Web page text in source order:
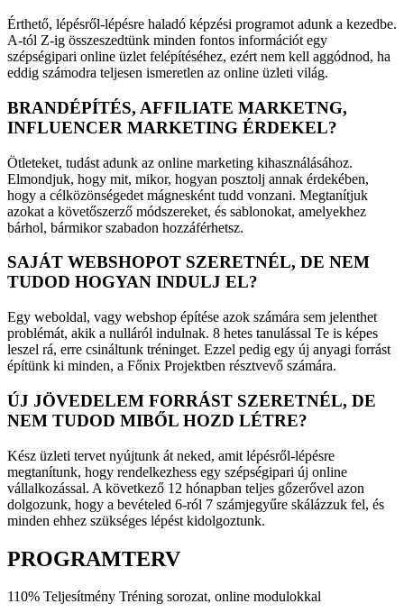
Érthető, lépésről-lépésre haladó képzési programot adunk a kezedbe.
A-tól Z-ig összeszedtünk minden fontos információt egy
szépségipari online üzlet felépítéséhez, ezért nem kell aggódnod, ha
eddig számodra teljesen ismeretlen az online üzleti világ.
BRANDÉPÍTÉS, AFFILIATE MARKETNG,
INFLUENCER MARKETING ÉRDEKEL?
Ötleteket, tudást adunk az online marketing kihasználásához.
Elmondjuk, hogy mit, mikor, hogyan posztolj annak érdekében,
hogy a célközönségedet mágnesként tudd vonzani. Megtanítjuk
azokat a követőszerző módszereket, és sablonokat, amelyekhez
bárhol, bármikor szabadon hozzáférhetsz.
SAJÁT WEBSHOPOT SZERETNÉL, DE NEM
TUDOD HOGYAN INDULJ EL?
Egy weboldal, vagy webshop építése azok számára sem jelenthet
problémát, akik a nulláról indulnak. 8 hetes tanulással Te is képes
leszel rá, erre csináltunk tréninget. Ezzel pedig egy új anyagi forrást
építünk ki minden, a Főnix Projektben résztvevő számára.
ÚJ JÖVEDELEM FORRÁST SZERETNÉL, DE
NEM TUDOD MIBŐL HOZD LÉTRE?
Kész üzleti tervet nyújtunk át neked, amit lépésről-lépésre
megtanítunk, hogy rendelkezhess egy szépségipari új online
vállalkozással. A következő 12 hónapban teljes gőzerővel azon
dolgozunk, hogy a bevételed 6-ról 7 számjegyűre skálázzuk fel, és
minden ehhez szükséges lépést kidolgoztunk.
PROGRAMTERV
110% Teljesítmény Tréning sorozat, online modulokkal